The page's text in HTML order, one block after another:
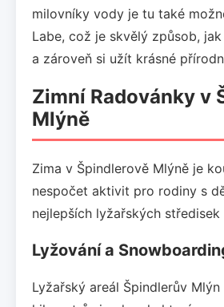
milovníky vody je tu také
Labe, což je skvělý způsob,
a zároveň si užít krásné
Zimní Radovánky v
Mlýně
Zima v Špindlerově Mlýně je
nespočet aktivit pro rodiny s
nejlepších lyžařských
Lyžování a
Lyžařský areál Špindlerův